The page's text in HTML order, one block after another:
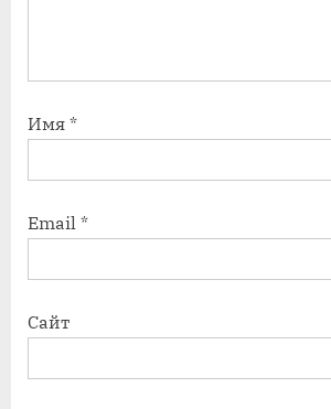
Имя *
Email *
Сайт